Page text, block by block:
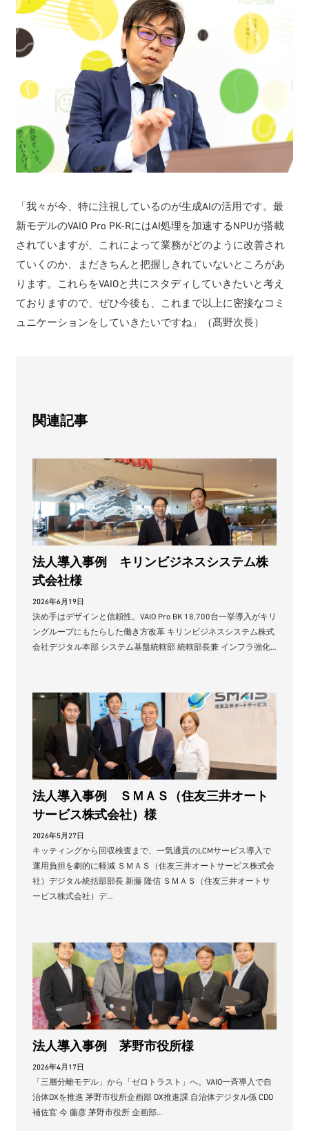
「我々が今、特に注視しているのが生成AIの活用です。最
新モデルのVAIO Pro PK-RにはAI処理を加速するNPUが搭載
されていますが、これによって業務がどのように改善され
ていくのか、まだきちんと把握しきれていないところがあ
ります。これらをVAIOと共にスタディしていきたいと考え
ておりますので、ぜひ今後も、これまで以上に密接なコミ
ュニケーションをしていきたいですね」（髙野次長）
関連記事
法人導入事例 キリンビジネスシステム株
式会社様
2026年6月19日
決め手はデザインと信頼性。VAIO Pro BK 18,700台一挙導入がキリ
ングループにもたらした働き方改革 キリンビジネスシステム株式
会社デジタル本部 システム基盤統轄部 統轄部長兼 インフラ強化…
法人導入事例 ＳＭＡＳ（住友三井オート
サービス株式会社）様
2026年5月27日
キッティングから回収検査まで、一気通貫のLCMサービス導入で
運用負担を劇的に軽減 ＳＭＡＳ（住友三井オートサービス株式会
社）デジタル統括部部長 新藤 隆信 ＳＭＡＳ（住友三井オートサ
ービス株式会社）デ…
法人導入事例 茅野市役所様
2026年4月17日
「三層分離モデル」から「ゼロトラスト」へ。VAIO一斉導入で自
治体DXを推進 茅野市役所企画部 DX推進課 自治体デジタル係 CDO
補佐官 今 藤彦 茅野市役所 企画部…